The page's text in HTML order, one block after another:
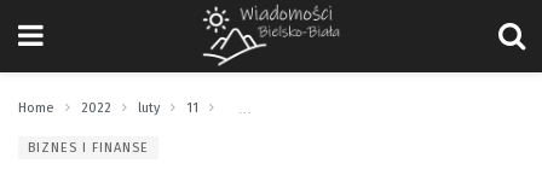
Home 2022 luty 11
BIZNES I FINANSE